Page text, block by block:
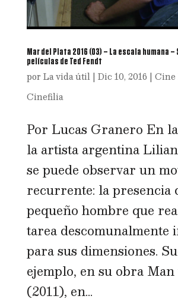
Mar del Plata 2016 (03) – La escala humana –
películas de Ted Fendt
por La vida útil| Dic 10, 2016 | Cine
Cinefilia
Por Lucas Granero En
la artista argentina
se puede observar un
recurrente: la presencia
pequeño hombre que
tarea descomunalmente
para sus dimensiones.
ejemplo, en su obra
(2011), en...